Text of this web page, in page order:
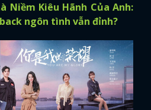
Niềm Kiêu Hãnh Của Anh:
ngôn tình vẫn đỉnh?